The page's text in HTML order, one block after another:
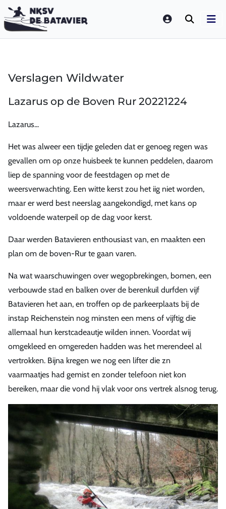
LOGIN
Verslagen Wildwater
Lazarus op de Boven Rur 20221224
Lazarus...
Het was alweer een tijdje geleden dat er genoeg regen was
gevallen om op onze huisbeek te kunnen peddelen, daarom
liep de spanning voor de feestdagen op met de
weersverwachting. Een witte kerst zou het iig niet worden,
maar er werd best neerslag aangekondigd, met kans op
voldoende waterpeil op de dag voor kerst.
Daar werden Batavieren enthousiast van, en maakten een
plan om de boven-Rur te gaan varen.
Na wat waarschuwingen over wegopbrekingen, bomen, een
verbouwde stad en balken over de berenkuil durfden vijf
Batavieren het aan, en troffen op de parkeerplaats bij de
instap Reichenstein nog minsten een mens of vijftig die
allemaal hun kerstcadeautje wilden innen. Voordat wij
omgekleed en omgereden hadden was het merendeel al
vertrokken. Bijna kregen we nog een lifter die zn
vaarmaatjes had gemist en zonder telefoon niet kon
bereiken, maar die vond hij vlak voor ons vertrek alsnog terug.